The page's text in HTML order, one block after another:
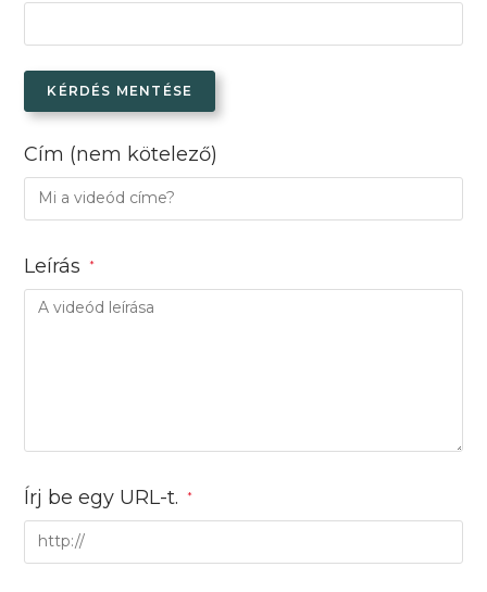
KÉRDÉS MENTÉSE
Cím (nem kötelező)
Leírás *
Írj be egy URL-t. *